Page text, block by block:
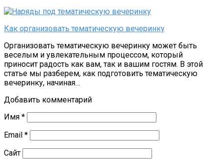
Как организовать тематическую вечеринку
Организовать тематическую вечеринку может быть
веселым и увлекательным процессом, который
приносит радость как вам, так и вашим гостям. В этой
статье мы разберем, как подготовить тематическую
вечеринку, начиная…
Добавить комментарий
Имя *
Email *
Сайт